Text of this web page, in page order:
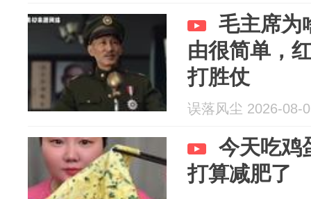
毛主席为
由很简单，
打胜仗
误落风尘 2026-08-
今天吃鸡
打算减肥了